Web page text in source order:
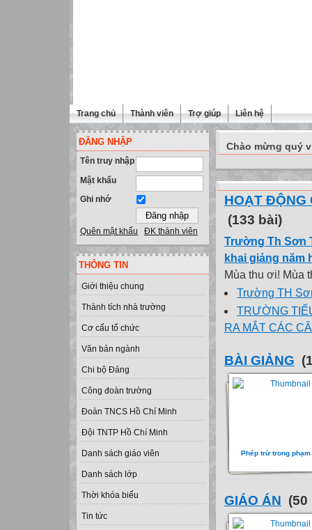
Trang chủ Thành viên Trợ giúp Liên hệ
ĐĂNG NHẬP
Tên truy nhập
Mật khẩu
Ghi nhớ
Quên mật khẩu ĐK thành viên
THÔNG TIN
Giới thiệu chung
Thành tích nhà trường
Cơ cấu tổ chức
Văn bản ngành
Chi bộ Đảng
Công đoàn trường
Đoàn TNCS Hồ Chí Minh
Đội TNTP Hồ Chí Minh
Danh sách giáo viên
Danh sách lớp
Thời khóa biểu
Tin tức
Chào mừng quý
HOẠT ĐỘNG
(133 bài)
Trường Th Sơn
khai giảng năm
Mùa thu ơi! Mùa
Trường TH
TRƯỜNG
RA MẮT CÁC
BÀI GIẢNG
Phép trừ trong
GIÁO ÁN (50